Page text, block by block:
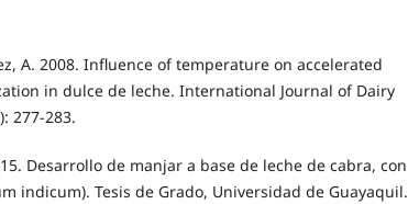
A. 2008. Influence of temperature on accelerated
in dulce de leche. International Journal of Dairy
277-283.
Desarrollo de manjar a base de leche de cabra, con
indicum). Tesis de Grado, Universidad de Guayaquil.